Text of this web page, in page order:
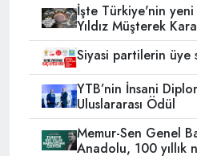
İşte Türkiye'nin
Yıldız Müşterek
Siyasi partilerin üye
YTB’nin İnsani
Uluslararası Ödül
Memur-Sen Genel
Anadolu, 100 yıllık